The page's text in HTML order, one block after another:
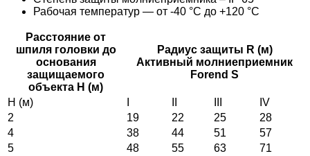
Рабочая температур — от -40 °С до +120 °С
Расстояние от
шпиля головки до
основания
защищаемого
объекта H (м)
Радиус защиты R (м)
Активный молниеприемник
Forend S
H (м)
IV
2
19 22 25
28
4
38 44 51
57
5
48 55 63
71